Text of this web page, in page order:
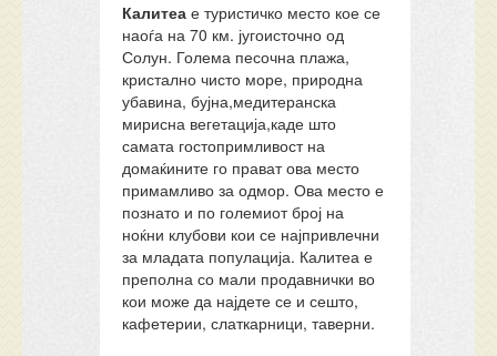
Калитеа е туристичко место кое се
наоѓа на 70 км. југоисточно од
Солун. Голема песочна плажа,
кристално чисто море, природна
убавина, бујна,медитеранска
мирисна вегетација,каде што
самата гостопримливост на
домаќините го прават ова место
примамливо за одмор. Ова место е
познато и по големиот број на
ноќни клубови кои се најпривлечни
за младата популација. Калитеа е
преполна со мали продавнички во
кои може да најдете се и сешто,
кафетерии, слаткарници, таверни.